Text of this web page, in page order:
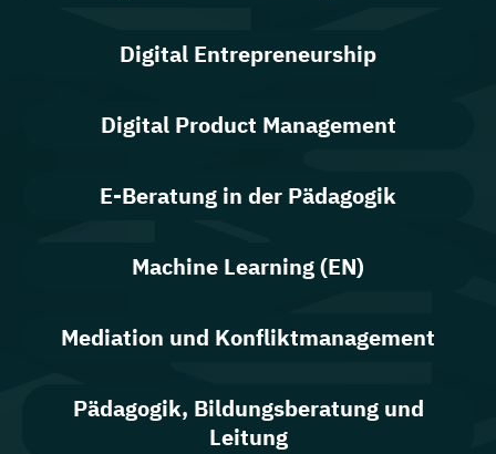
Digital Entrepreneurship
Digital Product Management
E-Beratung in der Pädagogik
Machine Learning (EN)
Mediation und Konfliktmanagement
Pädagogik, Bildungsberatung und
Leitung